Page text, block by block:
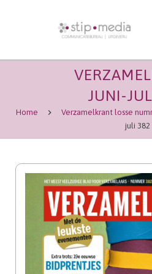
CONTENTMARKETING
WEBSHOP
CONTACT
JUNI-
Home Verzamelkrant losse
juli 382